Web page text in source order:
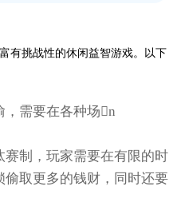
有挑战性的休闲益智游戏。以下
，需要在各种场n
赛制，玩家需要在有限的时
取更多的钱财，同时还要